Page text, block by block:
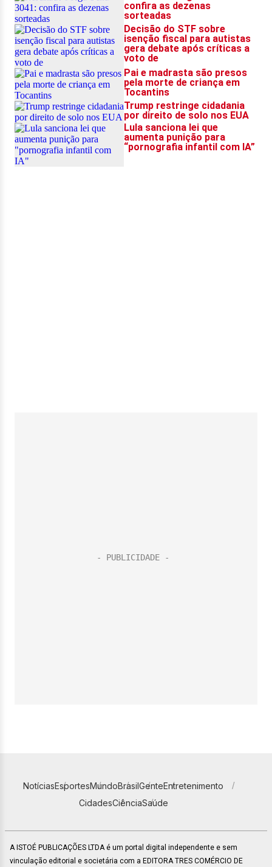
NotíciasEsportesMundoBrasilGenteEntretenimento
CidadesCiênciaSaúde
A ISTOÉ PUBLICAÇÕES LTDA é um portal digital independente e sem
vinculação editorial e societária com a EDITORA TRES COMÉRCIO DE